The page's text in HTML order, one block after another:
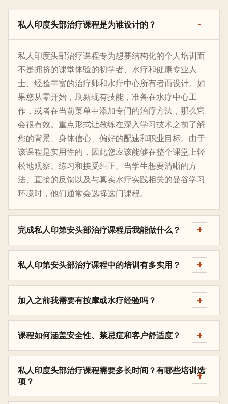
私人印度头部治疗课程是为谁设计的？
私人印度头部治疗课程专为想要结构化的个人培训而
不是拥挤的课堂体验的初学者、水疗和健康专业人
士、经验丰富的治疗师和水疗中心所有者而设计。如
果您从零开始，刷新现有技能，准备在水疗中心工
作，或者在当前菜单中添加专门的治疗方法，那么它
会很有效。重点形式让教练在深入学习技术之前了解
您的背景、身体信心、偏好的配速和职业目标。由于
该课程是实用性的，因此您应该能够在整个课堂上轻
松地观察、练习和接受纠正。当学生想要清晰的方
法、直接的反馈以及与真实水疗实践相关的曼谷学习
环境时，他们通常会选择这门课程。
完成私人印第安头部治疗课程后我能做什么？
私人印第安头部治疗课程中的培训有多实用？
加入之前我需要有按摩或水疗经验吗？
课程如何涵盖安全性、禁忌症和客户舒适度？
私人印度头部治疗课程需要多长时间？有哪些培训选
项？